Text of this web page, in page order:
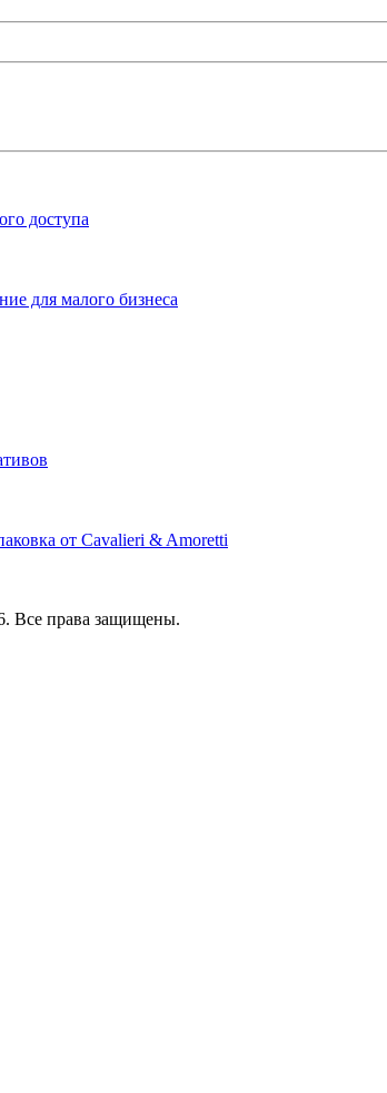
доступа
для малого бизнеса
от Cavalieri & Amoretti
Все права защищены.